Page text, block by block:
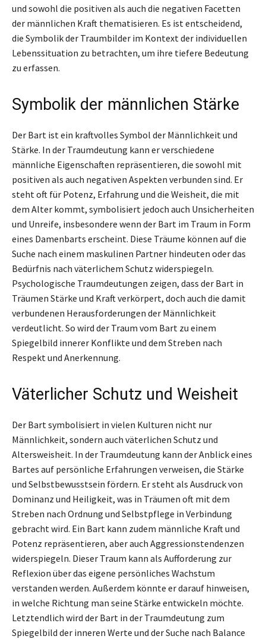
und sowohl die positiven als auch die negativen Facetten
der männlichen Kraft thematisieren. Es ist entscheidend,
die Symbolik der Traumbilder im Kontext der individuellen
Lebenssituation zu betrachten, um ihre tiefere Bedeutung
zu erfassen.
Symbolik der männlichen Stärke
Der Bart ist ein kraftvolles Symbol der Männlichkeit und
Stärke. In der Traumdeutung kann er verschiedene
männliche Eigenschaften repräsentieren, die sowohl mit
positiven als auch negativen Aspekten verbunden sind. Er
steht oft für Potenz, Erfahrung und die Weisheit, die mit
dem Alter kommt, symbolisiert jedoch auch Unsicherheiten
und Unreife, insbesondere wenn der Bart im Traum in Form
eines Damenbarts erscheint. Diese Träume können auf die
Suche nach einem maskulinen Partner hindeuten oder das
Bedürfnis nach väterlichem Schutz widerspiegeln.
Psychologische Traumdeutungen zeigen, dass der Bart in
Träumen Stärke und Kraft verkörpert, doch auch die damit
verbundenen Herausforderungen der Männlichkeit
verdeutlicht. So wird der Traum vom Bart zu einem
Spiegelbild innerer Konflikte und dem Streben nach
Respekt und Anerkennung.
Väterlicher Schutz und Weisheit
Der Bart symbolisiert in vielen Kulturen nicht nur
Männlichkeit, sondern auch väterlichen Schutz und
Altersweisheit. In der Traumdeutung kann der Anblick eines
Bartes auf persönliche Erfahrungen verweisen, die Stärke
und Selbstbewusstsein fördern. Er steht als Ausdruck von
Dominanz und Heiligkeit, was in Träumen oft mit dem
Streben nach Ordnung und Selbstpflege in Verbindung
gebracht wird. Ein Bart kann zudem männliche Kraft und
Potenz repräsentieren, aber auch Aggressionstendenzen
widerspiegeln. Dieser Traum kann als Aufforderung zur
Reflexion über das eigene persönliches Wachstum
verstanden werden. Außerdem könnte er darauf hinweisen,
in welche Richtung man seine Stärke entwickeln möchte.
Letztendlich wird der Bart in der Traumdeutung zum
Spiegelbild der inneren Werte und der Suche nach Balance